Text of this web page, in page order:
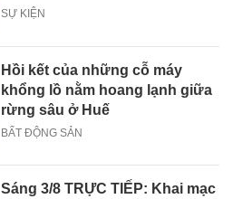
SỰ KIỆN
Hồi kết của những cỗ máy
khổng lồ nằm hoang lạnh giữa
rừng sâu ở Huế
BẤT ĐỘNG SẢN
Sáng 3/8 TRỰC TIẾP: Khai mạc